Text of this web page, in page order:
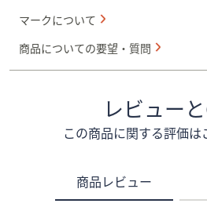
マークについて
商品についての要望・質問
レビュー
この商品に関する評価は
商品レビュー